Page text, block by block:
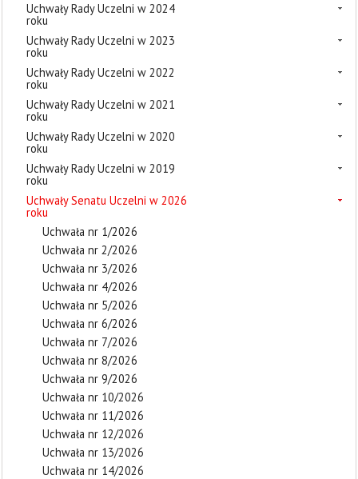
Uchwały Rady Uczelni w 2024
roku
Uchwały Rady Uczelni w 2023
roku
Uchwały Rady Uczelni w 2022
roku
Uchwały Rady Uczelni w 2021
roku
Uchwały Rady Uczelni w 2020
roku
Uchwały Rady Uczelni w 2019
roku
Uchwały Senatu Uczelni w 2026
roku
Uchwała nr 1/2026
Uchwała nr 2/2026
Uchwała nr 3/2026
Uchwała nr 4/2026
Uchwała nr 5/2026
Uchwała nr 6/2026
Uchwała nr 7/2026
Uchwała nr 8/2026
Uchwała nr 9/2026
Uchwała nr 10/2026
Uchwała nr 11/2026
Uchwała nr 12/2026
Uchwała nr 13/2026
Uchwała nr 14/2026